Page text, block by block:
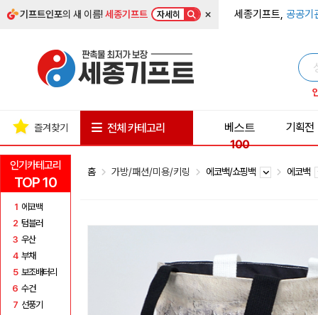
기프트인포의 새 이름!세종기프트 자세히 × 세종기프트, 공공기
인기카테고리
TOP 10
1 에코백
2 텀블러
3 우산
4 부채
5 보조배터리
6 수건
7 선풍기
즐겨찾기 전체 카테고리
베스트
100
기획전
홈 가방/패션/미용/키링 에코백/쇼핑백 에코백